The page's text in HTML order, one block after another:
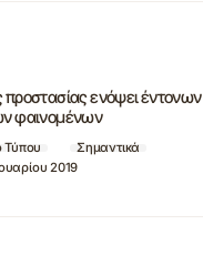
προστασίας ενόψει έντονων
φαινομένων
Τύπου
Σημαντικά
2019